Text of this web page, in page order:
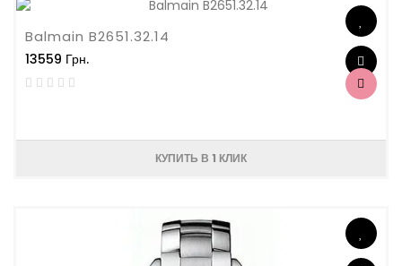
Balmain B2651.32.14
13559 Грн.
КУПИТЬ В 1 КЛИК